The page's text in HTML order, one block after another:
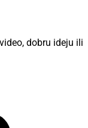
dobru ideju ili